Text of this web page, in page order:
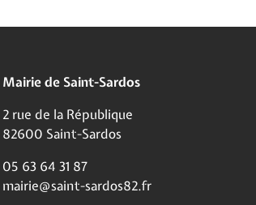
Mairie de Saint-Sardos
2 rue de la République
82600 Saint-Sardos
05 63 64 31 87
mairie@saint-sardos82.fr